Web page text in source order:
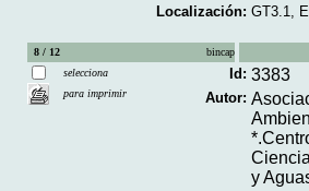
Localización: GT3.1,
8 / 12
bincap
selecciona
para imprimir
Id: 3383
Autor:
y